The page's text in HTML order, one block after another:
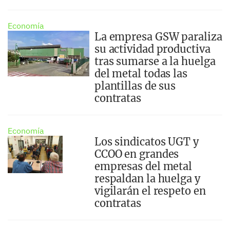
Economía
La empresa GSW paraliza
su actividad productiva
tras sumarse a la huelga
del metal todas las
plantillas de sus
contratas
Economía
Los sindicatos UGT y
CCOO en grandes
empresas del metal
respaldan la huelga y
vigilarán el respeto en
contratas